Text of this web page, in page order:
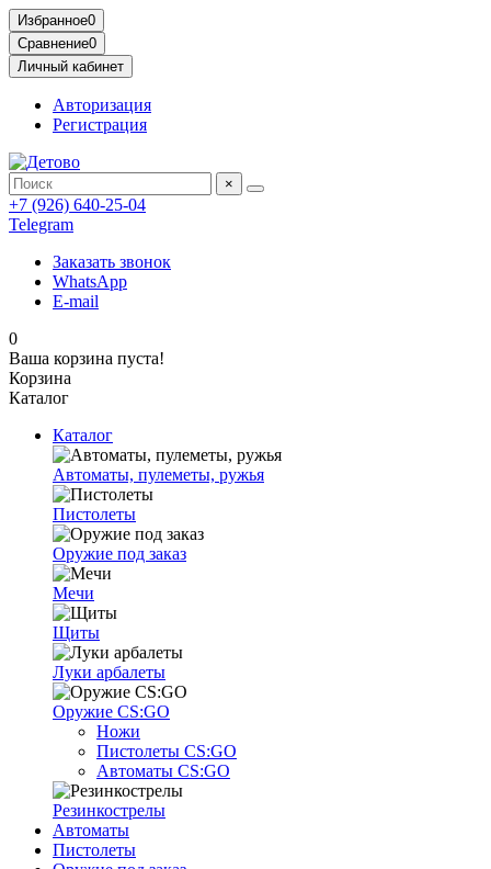
Избранное0
Сравнение0
Личный кабинет
Авторизация
Регистрация
×
+7 (926) 640-25-04
Telegram
Заказать звонок
WhatsApp
E-mail
0
Ваша корзина пуста!
Корзина
Каталог
Каталог
Автоматы, пулеметы, ружья
Пистолеты
Оружие под заказ
Мечи
Щиты
Луки арбалеты
Оружие CS:GO
Ножи
Пистолеты CS:GO
Автоматы CS:GO
Резинкострелы
Автоматы
Пистолеты